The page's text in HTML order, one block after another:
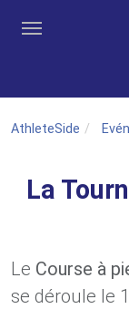
AthleteSide
La
Le Course à
se déroule le